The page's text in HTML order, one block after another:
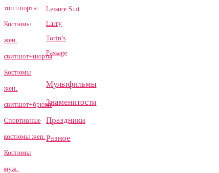
топ+шорты
Костюмы
жен.
свитшот+шорты
Костюмы
жен.
свитшот+брюки
Спортивные
костюмы жен.
Костюмы
муж.
Leisure Suit
Larry
Torin’s
Passage
Мультфильмы
Знаменитости
Праздники
Разное